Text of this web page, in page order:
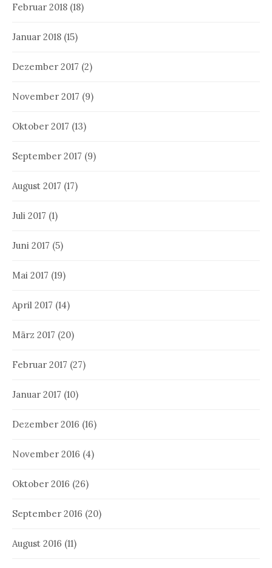
Februar 2018 (18)
Januar 2018 (15)
Dezember 2017 (2)
November 2017 (9)
Oktober 2017 (13)
September 2017 (9)
August 2017 (17)
Juli 2017 (1)
Juni 2017 (5)
Mai 2017 (19)
April 2017 (14)
März 2017 (20)
Februar 2017 (27)
Januar 2017 (10)
Dezember 2016 (16)
November 2016 (4)
Oktober 2016 (26)
September 2016 (20)
August 2016 (11)